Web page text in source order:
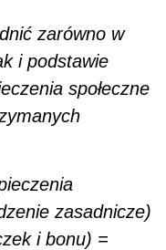
zarówno w
i podstawie
społeczne
zasadnicze)
i bonu) =